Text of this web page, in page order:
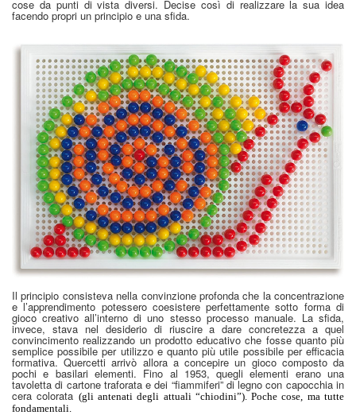
cose da punti di vista diversi. Decise così di realizzare la sua idea
facendo propri un principio e una sfida.
Il principio consisteva nella convinzione profonda che la concentrazione
e l’apprendimento potessero coesistere perfettamente sotto forma di
gioco creativo all’interno di uno stesso processo manuale. La sfida,
invece, stava nel desiderio di riuscire a dare concretezza a quel
convincimento realizzando un prodotto educativo che fosse quanto più
semplice possibile per utilizzo e quanto più utile possibile per efficacia
formativa. Quercetti arrivò allora a concepire un gioco composto da
pochi e basilari elementi. Fino al 1953, quegli elementi erano una
tavoletta di cartone traforata e dei “fiammiferi” di legno con capocchia in
cera colorata (gli antenati degli attuali “chiodini”). Poche cose, ma tutte
fondamentali.